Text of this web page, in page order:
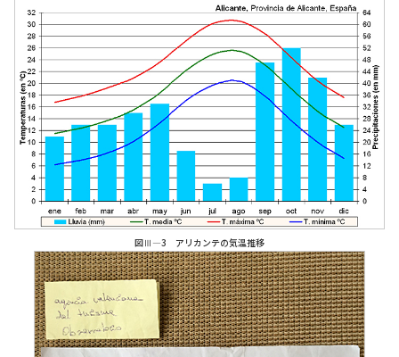
図Ⅲ―3 アリカンテの気温推移